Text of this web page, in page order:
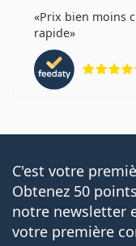
Prix bien moins
rapide
C'est votre
Obtenez 50
notre newsletter
votre première